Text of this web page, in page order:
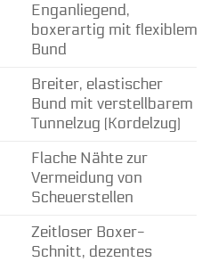
Enganliegend,
boxerartig mit flexiblem
Bund
Breiter, elastischer
Bund mit verstellbarem
Tunnelzug (Kordelzug)
Flache Nähte zur
Vermeidung von
Scheuerstellen
Zeitloser Boxer-
Schnitt, dezentes